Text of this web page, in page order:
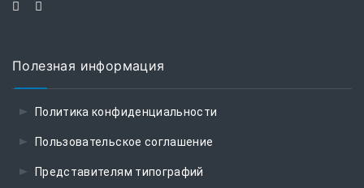
Полезная информация
Политика конфиденциальности
Пользовательское соглашение
Представителям типографий